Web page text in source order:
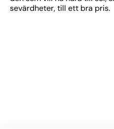
sevärdheter, till ett bra pris.